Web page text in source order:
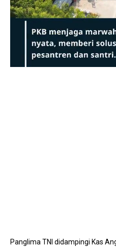
Panglima TNI didampingi Kas